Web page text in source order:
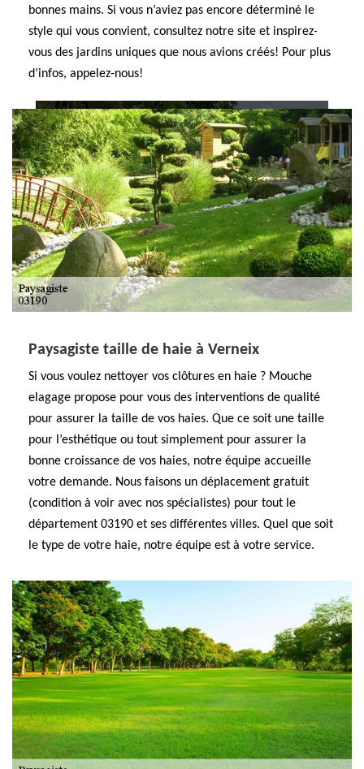
bonnes mains. Si vous n’aviez pas encore déterminé le
style qui vous convient, consultez notre site et inspirez-
vous des jardins uniques que nous avions créés! Pour plus
d’infos, appelez-nous!
Paysagiste taille de haie à Verneix
Si vous voulez nettoyer vos clôtures en haie ? Mouche
elagage propose pour vous des interventions de qualité
pour assurer la taille de vos haies. Que ce soit une taille
pour l’esthétique ou tout simplement pour assurer la
bonne croissance de vos haies, notre équipe accueille
votre demande. Nous faisons un déplacement gratuit
(condition à voir avec nos spécialistes) pour tout le
département 03190 et ses différentes villes. Quel que soit
le type de votre haie, notre équipe est à votre service.